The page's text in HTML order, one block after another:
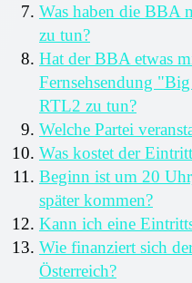
Was haben die BBA
zu tun?
Hat der BBA etwas
Fernsehsendung
RTL2 zu tun?
Welche Partei
Was kostet der
Beginn ist um 20
später kommen?
Kann ich eine
Wie finanziert sich
Österreich?